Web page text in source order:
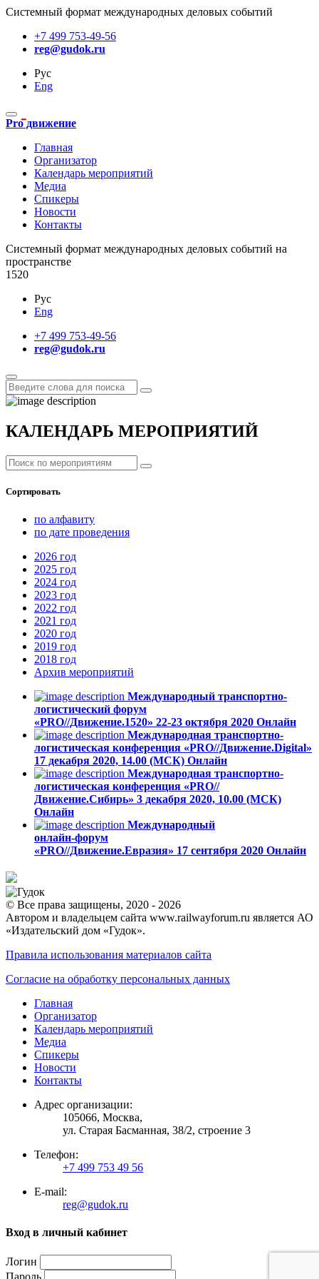
Системный формат международных деловых событий
+7 499 753-49-56
reg@gudok.ru
Рус
Eng
Pro движение
Главная
Организатор
Календарь мероприятий
Медиа
Спикеры
Новости
Контакты
Cистемный формат международных деловых событий на
пространстве
1520
Рус
Eng
+7 499 753-49-56
reg@gudok.ru
КАЛЕНДАРЬ МЕРОПРИЯТИЙ
Сортировать
по алфавиту
по дате проведения
2026 год
2025 год
2024 год
2023 год
2022 год
2021 год
2020 год
2019 год
2018 год
Архив мероприятий
Международный транспортно-
логистический форум
«PRO//Движение.1520» 22-23 октября 2020 Онлайн
Международная транспортно-
логистическая конференция «PRO//Движение.Digital»
17 декабря 2020, 14.00 (МСК) Онлайн
Международная транспортно-
логистическая конференция «PRO//
Движение.Сибирь» 3 декабря 2020, 10.00 (МСК)
Онлайн
Международный
онлайн-форум
«PRO//Движение.Евразия» 17 сентября 2020 Онлайн
© Все права защищены, 2020 - 2026
Автором и владельцем сайта www.railwayforum.ru является АО
«Издательский дом «Гудок».
Правила использования материалов сайта
Согласие на обработку персональных данных
Главная
Организатор
Календарь мероприятий
Медиа
Спикеры
Новости
Контакты
Адрес организации:
105066, Москва,
ул. Старая Басманная, 38/2, строение 3
Телефон:
+7 499 753 49 56
E-mail:
reg@gudok.ru
Вход в личный кабинет
Логин
Пароль